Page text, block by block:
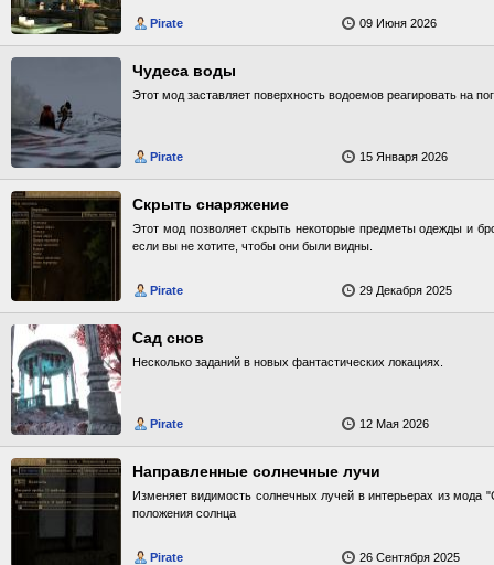
Pirate 09 Июня 2026
Чудеса воды
Этот мод заставляет поверхность водоемов реагировать на
Pirate 15 Января 2026
Скрыть снаряжение
Этот мод позволяет скрыть некоторые предметы одежды и
если вы не хотите, чтобы они были видны.
Pirate 29 Декабря 2025
Сад снов
Несколько заданий в новых фантастических локациях.
Pirate 12 Мая 2026
Направленные солнечные лучи
Изменяет видимость солнечных лучей в интерьерах из мода
положения солнца
Pirate 26 Сентября 2025